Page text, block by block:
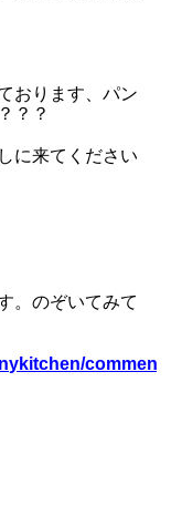
おります、パン
？？
に来てください
。のぞいてみて
comment